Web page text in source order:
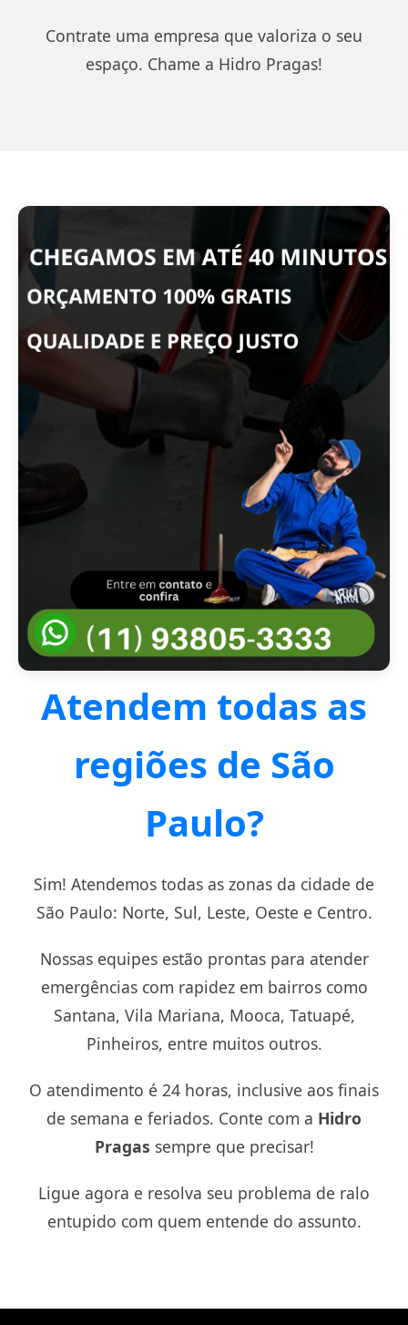
Contrate uma empresa que valoriza o seu
espaço. Chame a Hidro Pragas!
Atendem todas as
regiões de São
Paulo?
Sim! Atendemos todas as zonas da cidade de
São Paulo: Norte, Sul, Leste, Oeste e Centro.
Nossas equipes estão prontas para atender
emergências com rapidez em bairros como
Santana, Vila Mariana, Mooca, Tatuapé,
Pinheiros, entre muitos outros.
O atendimento é 24 horas, inclusive aos finais
de semana e feriados. Conte com a Hidro
Pragas sempre que precisar!
Ligue agora e resolva seu problema de ralo
entupido com quem entende do assunto.